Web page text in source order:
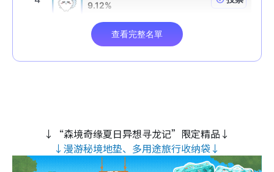
↓“森境奇缘夏日异想寻龙记”限定精品↓
↓漫游秘境地垫、多用途旅行收纳袋↓